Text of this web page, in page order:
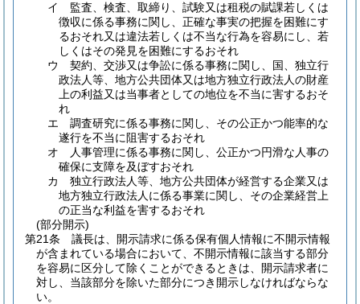
イ
監査、検査、取締り、試験又は租税の賦課若しくは
徴収に係る事務に関し、正確な事実の把握を困難にす
るおそれ又は違法若しくは不当な行為を容易にし、若
しくはその発見を困難にするおそれ
ウ
契約、交渉又は争訟に係る事務に関し、国、独立行
政法人等、地方公共団体又は地方独立行政法人の財産
上の利益又は当事者としての地位を不当に害するおそ
れ
エ
調査研究に係る事務に関し、その公正かつ能率的な
遂行を不当に阻害するおそれ
オ
人事管理に係る事務に関し、公正かつ円滑な人事の
確保に支障を及ぼすおそれ
カ
独立行政法人等、地方公共団体が経営する企業又は
地方独立行政法人に係る事業に関し、その企業経営上
の正当な利益を害するおそれ
(部分開示)
第21条
議長は、開示請求に係る保有個人情報に不開示情報
が含まれている場合において、不開示情報に該当する部分
を容易に区分して除くことができるときは、開示請求者に
対し、当該部分を除いた部分につき開示しなければならな
い。